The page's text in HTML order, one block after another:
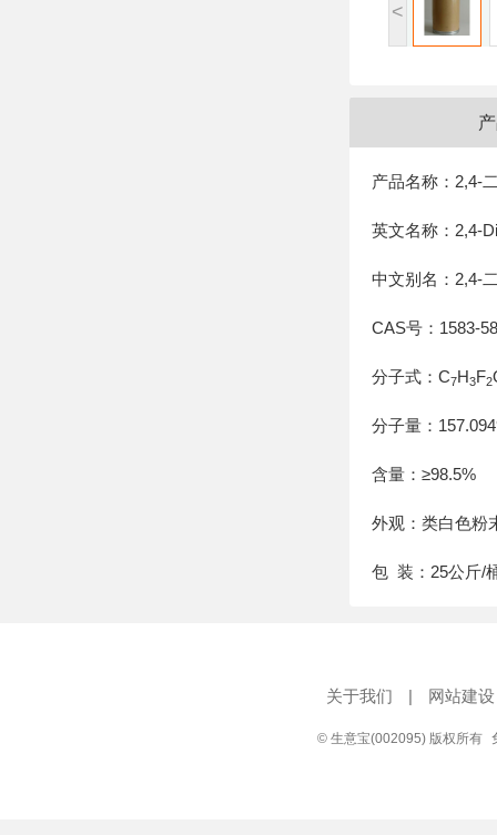
<
产品名称：2,4-
英文名称：2,4-
中文别名：2,4-
CAS号：1583-
分子式：C7H3F2
分子量：
含量：≥98.5%
外观：类白色粉
包 装：25公斤/
关于我们 | 网站建设
© 生意宝(002095) 版权所有